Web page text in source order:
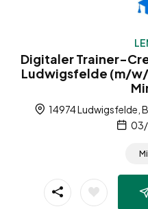
Digitaler Trainer-
Ludwigsfelde (m/w/
14974 Ludwigsfelde,